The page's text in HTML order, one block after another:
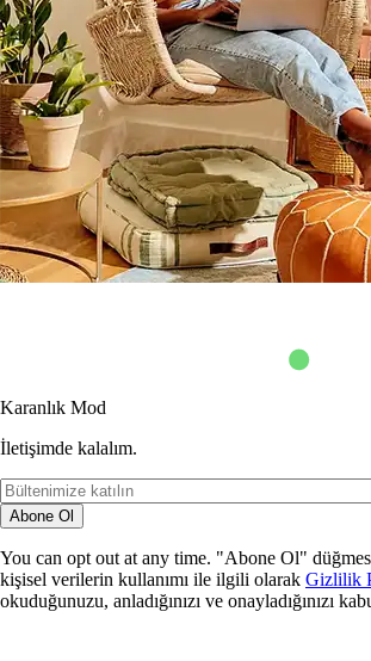
Karanlık Mod
İletişimde kalalım.
Abone Ol
You can opt out at any time. "Abone Ol"
kişisel verilerin kullanımı ile ilgili olarak Gizlilik
okuduğunuzu, anladığınızı ve onayladığınızı